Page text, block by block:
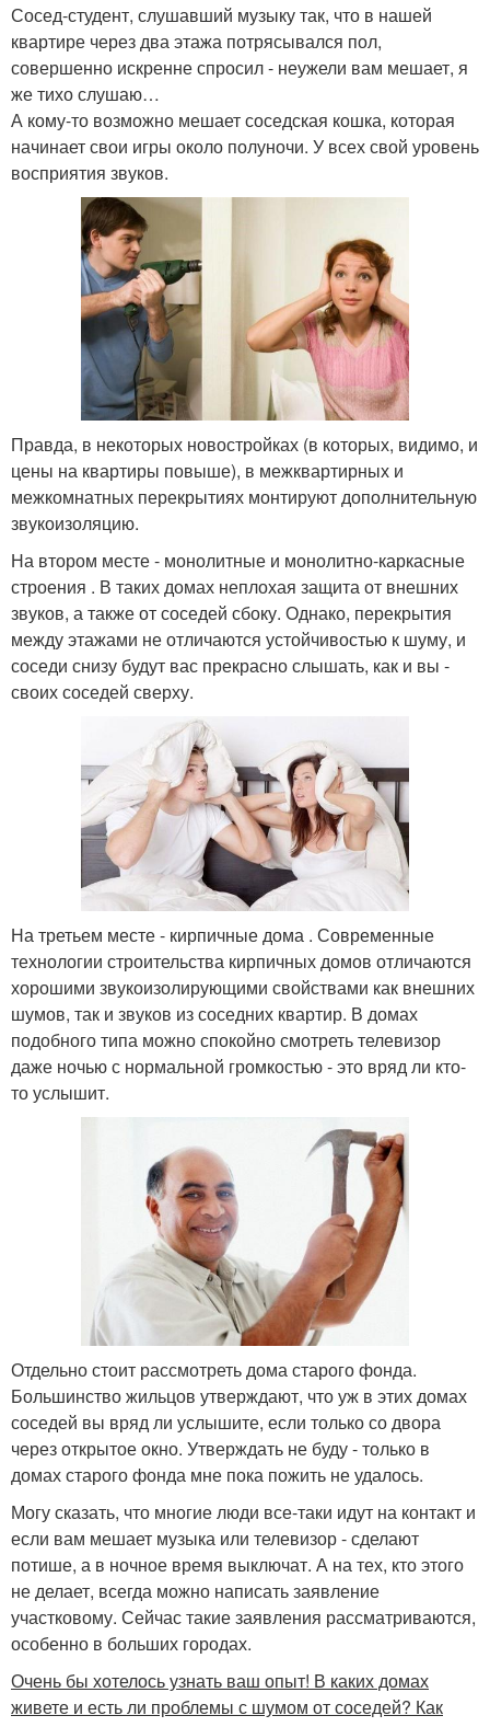
Сосед-студент, слушавший музыку так, что в нашей
квартире через два этажа потрясывался пол,
совершенно искренне спросил - неужели вам мешает, я
же тихо слушаю…
А кому-то возможно мешает соседская кошка, которая
начинает свои игры около полуночи. У всех свой уровень
восприятия звуков.
Правда, в некоторых новостройках (в которых, видимо, и
цены на квартиры повыше), в межквартирных и
межкомнатных перекрытиях монтируют дополнительную
звукоизоляцию.
На втором месте - монолитные и монолитно-каркасные
строения . В таких домах неплохая защита от внешних
звуков, а также от соседей сбоку. Однако, перекрытия
между этажами не отличаются устойчивостью к шуму, и
соседи снизу будут вас прекрасно слышать, как и вы -
своих соседей сверху.
На третьем месте - кирпичные дома . Современные
технологии строительства кирпичных домов отличаются
хорошими звукоизолирующими свойствами как внешних
шумов, так и звуков из соседних квартир. В домах
подобного типа можно спокойно смотреть телевизор
даже ночью с нормальной громкостью - это вряд ли кто-
то услышит.
Отдельно стоит рассмотреть дома старого фонда.
Большинство жильцов утверждают, что уж в этих домах
соседей вы вряд ли услышите, если только со двора
через открытое окно. Утверждать не буду - только в
домах старого фонда мне пока пожить не удалось.
Могу сказать, что многие люди все-таки идут на контакт и
если вам мешает музыка или телевизор - сделают
потише, а в ночное время выключат. А на тех, кто этого
не делает, всегда можно написать заявление
участковому. Сейчас такие заявления рассматриваются,
особенно в больших городах.
Очень бы хотелось узнать ваш опыт! В каких домах
живете и есть ли проблемы с шумом от соседей? Как